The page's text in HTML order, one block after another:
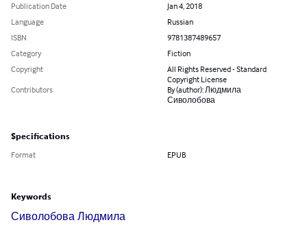
Publication Date
Jan 4, 2018
Language
Russian
ISBN
9781387489657
Category
Fiction
Copyright
All Rights Reserved - Standard
Copyright License
Contributors
By (author): Людмила
Сиволобова
Specifications
Format EPUB
Keywords
Сиволобова Людмила